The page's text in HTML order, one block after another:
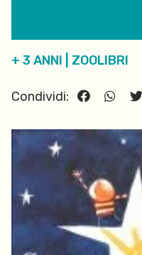
+ 3 ANNI ZOOLIBRI
Condividi: